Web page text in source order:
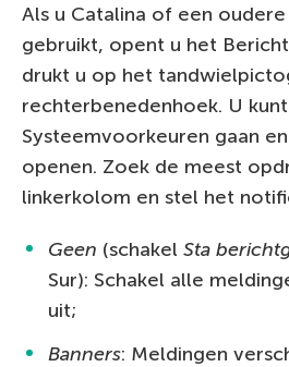
Als u Catalina of een
gebruikt, opent u het
drukt u op het
rechterbenedenhoek. U
Systeemvoorkeuren gaan
openen. Zoek de meest
linkerkolom en stel het
Geen (schakel Sta
Sur): Schakel alle
uit;
Banners: Meldingen